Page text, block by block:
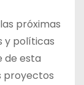
próximas
y políticas
de esta
proyectos